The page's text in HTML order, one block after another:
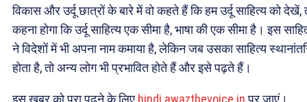
विकास और उर्दू छात्रों के बारे में वो कहते हैं कि हम उर्दू साहित्य को देखें,
कहना होगा कि उर्दू साहित्य एक सीमा है, भाषा की एक सीमा है। इस
ने विदेशों में भी अपना नाम कमाया है, लेकिन जब उसका साहित्य
होता है, तो अन्य लोग भी प्रभावित होते हैं और इसे पढ़ते हैं।